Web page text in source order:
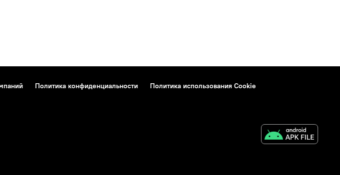
Политика конфиденциальности
Политика использования Cookie